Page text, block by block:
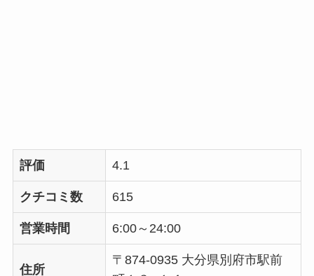
評価 4.1
クチコミ数 615
営業時間 6:00～24:00
住所
〒874-0935 大分県別府市駅前